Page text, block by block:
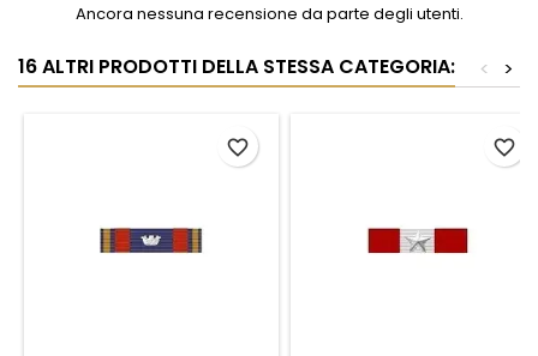
Ancora nessuna recensione da parte degli utenti.
16 ALTRI PRODOTTI DELLA STESSA CATEGORIA: >
<
favorite_border favorite_border